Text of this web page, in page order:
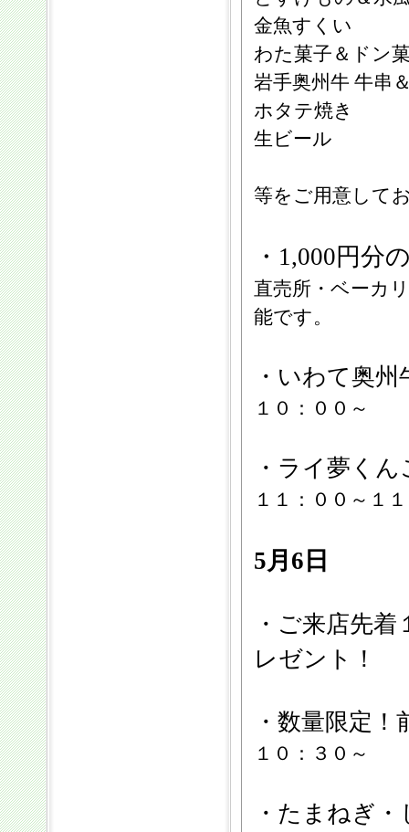
金魚すくい
わた菓子＆ドン
岩手奥州牛 牛串
ホタテ焼き
生ビール
等をご用意して
・1,000円分
直売所・ベーカ
能です。
・いわて奥
１０：００～
・ライ夢く
１１：００～１
5月6日
・ご来店先
レゼント！
・数量限定
１０：３０～
・たまねぎ